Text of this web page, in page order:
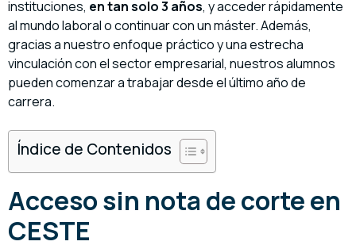
instituciones, en tan solo 3 años, y acceder rápidamente
al mundo laboral o continuar con un máster. Además,
gracias a nuestro enfoque práctico y una estrecha
vinculación con el sector empresarial, nuestros alumnos
pueden comenzar a trabajar desde el último año de
carrera.
Índice de Contenidos
Acceso sin nota de corte en
CESTE